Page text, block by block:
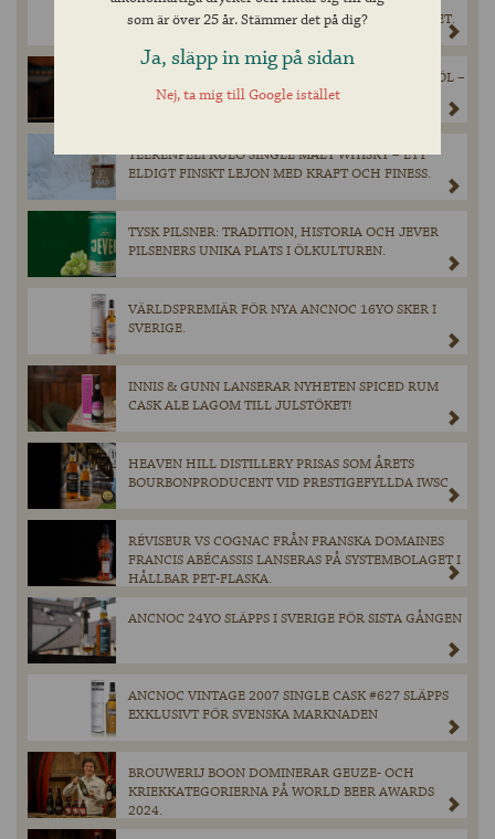
SVERIGE – TILLFÄLLIGT SLÄPP PÅ SYSTEMBOLAGET.
BROUWERIJ BOON FIRAR 50 ÅR MED JUBILEUMSÖL –
LANSERAR TIONDE UPPLAGAN I BLACK LABEL-
TEERENPELI KULO SINGLE MALT WHISKY – ETT
ELDIGT FINSKT LEJON MED KRAFT OCH FINESS.
TYSK PILSNER: TRADITION, HISTORIA OCH JEVER
PILSENERS UNIKA PLATS I ÖLKULTUREN.
VÄRLDSPREMIÄR FÖR NYA ANCNOC 16YO SKER I
SVERIGE.
INNIS & GUNN LANSERAR NYHETEN SPICED RUM
CASK ALE LAGOM TILL JULSTÖKET!
HEAVEN HILL DISTILLERY PRISAS SOM ÅRETS
BOURBONPRODUCENT VID PRESTIGEFYLLDA IWSC
RÉVISEUR VS COGNAC FRÅN FRANSKA DOMAINES
FRANCIS ABÉCASSIS LANSERAS PÅ SYSTEMBOLAGET I
HÅLLBAR PET-FLASKA.
ANCNOC 24YO SLÄPPS I SVERIGE FÖR SISTA GÅNGEN
ANCNOC VINTAGE 2007 SINGLE CASK #627 SLÄPPS
EXKLUSIVT FÖR SVENSKA MARKNADEN
BROUWERIJ BOON DOMINERAR GEUZE- OCH
KRIEKKATEGORIERNA PÅ WORLD BEER AWARDS
2024.
som är över 25 år. Stämmer det på dig?
Ja, släpp in mig på sidan
Nej, ta mig till Google istället